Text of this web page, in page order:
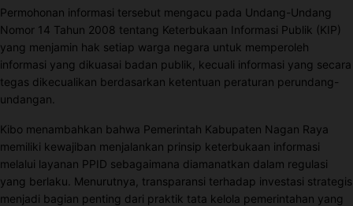
Permohonan informasi tersebut mengacu pada Undang-Undang
Nomor 14 Tahun 2008 tentang Keterbukaan Informasi Publik (KIP)
yang menjamin hak setiap warga negara untuk memperoleh
informasi yang dikuasai badan publik, kecuali informasi yang secara
tegas dikecualikan berdasarkan ketentuan peraturan perundang-
undangan.
Kibo menambahkan bahwa Pemerintah Kabupaten Nagan Raya
memiliki kewajiban menjalankan prinsip keterbukaan informasi
melalui layanan PPID sebagaimana diamanatkan dalam regulasi
yang berlaku. Menurutnya, transparansi terhadap investasi strategis
menjadi bagian penting dari praktik tata kelola pemerintahan yang